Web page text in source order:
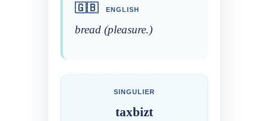
🇬🇧 ENGLISH
bread (pleasure.)
SINGULIER
taxbizt